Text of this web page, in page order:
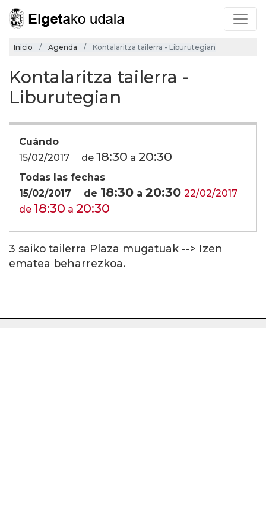
Inicio Agenda Kontalaritza tailerra - Liburutegian
Kontalaritza tailerra -
Liburutegian
Cuándo
15/02/2017
de 18:30 a 20:30
Todas las fechas
15/02/2017
de 18:30 a 20:30 22/02/2017
de 18:30 a 20:30
3 saiko tailerra Plaza mugatuak --> Izen
ematea beharrezkoa.